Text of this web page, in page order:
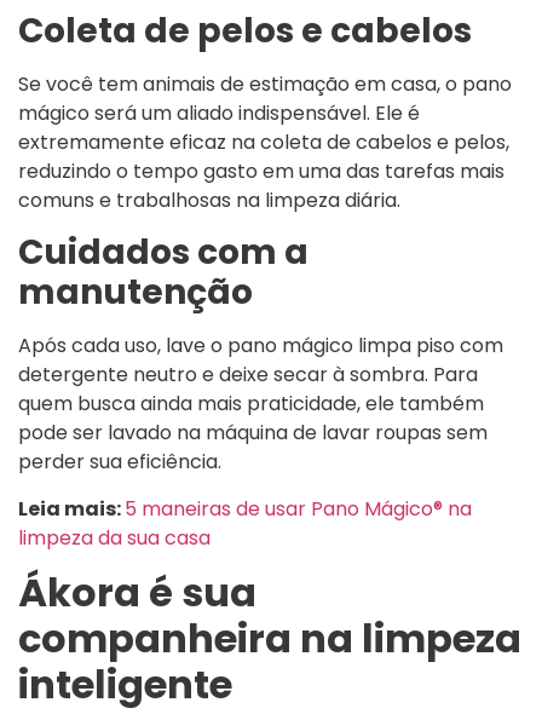
Coleta de pelos e cabelos
Se você tem animais de estimação em casa, o pano
mágico será um aliado indispensável. Ele é
extremamente eficaz na coleta de cabelos e pelos,
reduzindo o tempo gasto em uma das tarefas mais
comuns e trabalhosas na limpeza diária.
Cuidados com a
manutenção
Após cada uso, lave o pano mágico limpa piso com
detergente neutro e deixe secar à sombra. Para
quem busca ainda mais praticidade, ele também
pode ser lavado na máquina de lavar roupas sem
perder sua eficiência.
Leia mais:5 maneiras de usar Pano Mágico® na
limpeza da sua casa
Ákora é sua
companheira na limpeza
inteligente